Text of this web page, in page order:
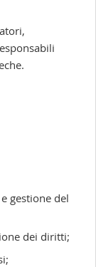
gestione del
dei diritti;